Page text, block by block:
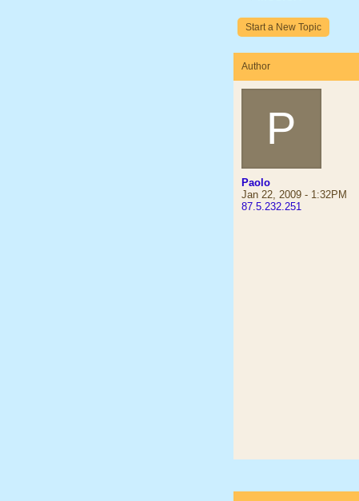
Start a New Topic
Author
P
Paolo
Jan 22, 2009 - 1:32PM
87.5.232.251